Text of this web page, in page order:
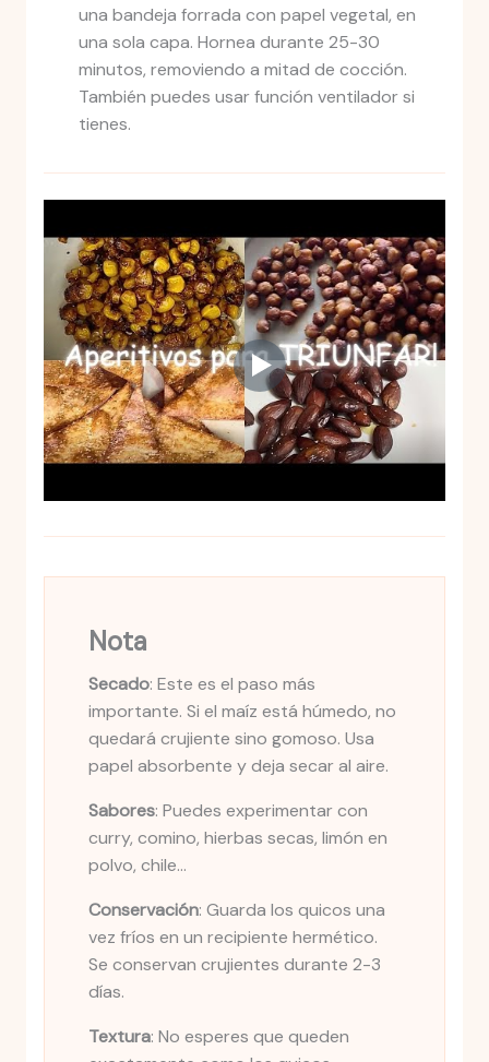
una bandeja forrada con papel vegetal, en
una sola capa. Hornea durante 25-30
minutos, removiendo a mitad de cocción.
También puedes usar función ventilador si
tienes.
Nota
Secado: Este es el paso más
importante. Si el maíz está húmedo, no
quedará crujiente sino gomoso. Usa
papel absorbente y deja secar al aire.
Sabores: Puedes experimentar con
curry, comino, hierbas secas, limón en
polvo, chile…
Conservación: Guarda los quicos una
vez fríos en un recipiente hermético.
Se conservan crujientes durante 2-3
días.
Textura: No esperes que queden